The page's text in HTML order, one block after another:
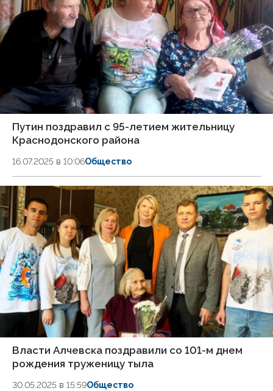
Путин поздравил с 95-летием жительницу
Краснодонского района
16.07.2025 в 10:06Общество
Власти Алчевска поздравили со 101-м днем
рождения труженицу тыла
30.05.2025 в 15:59Общество